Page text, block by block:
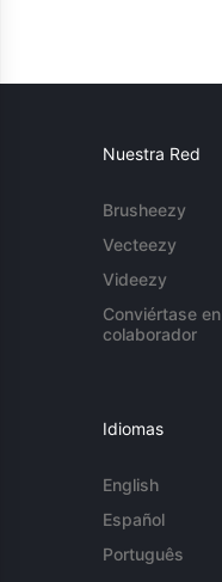
Nuestra Red
Brusheezy
Vecteezy
Videezy
Conviértase en
colaborador
Idiomas
English
Español
Português